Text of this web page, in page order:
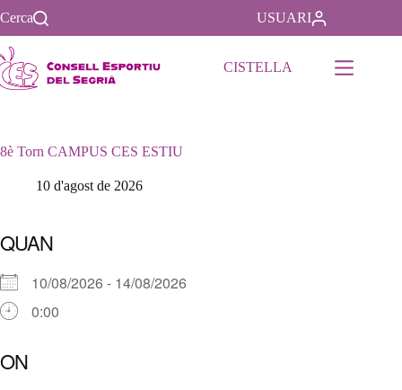
al
contenido
Cerca USUARI
CISTELLA
8è Torn CAMPUS CES ESTIU
10 d'agost de 2026
QUAN
10/08/2026 - 14/08/2026
0:00
ON